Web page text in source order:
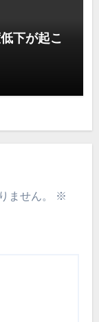
下が起こ
ません。
※